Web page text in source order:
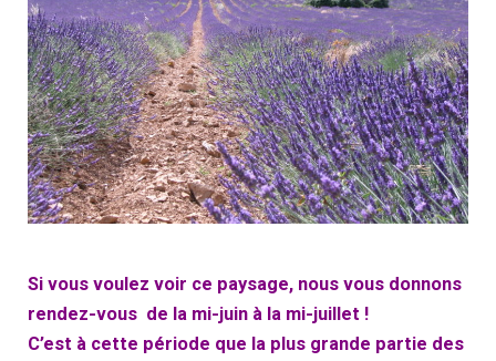
Si vous voulez voir ce paysage, nous vous donnons
rendez-vous de la mi-juin à la mi-juillet !
C’est à cette période que la plus grande partie des